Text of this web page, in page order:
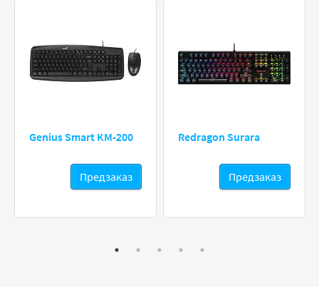
Genius Smart KM-200
Предзаказ
Redragon Surara
Предзаказ